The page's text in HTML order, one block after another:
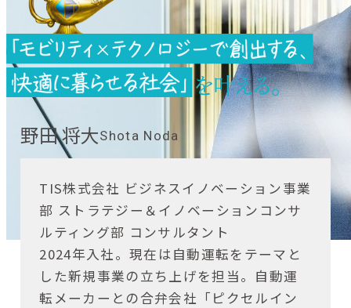
野田 将大Shota Noda
TIS株式会社 ビジネスイノベーション事業
部 ストラテジー＆イノベーションコンサ
ルティング部 コンサルタント
2024年入社。現在は自動運転をテーマと
した新規事業の立ち上げを担当。自動運
転メーカーとの合弁会社「ピクセルイン